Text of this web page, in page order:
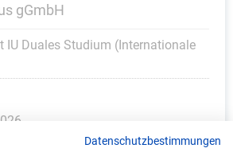
gGmbH
IU Duales Studium (Internationale
Datenschutzbestimmungen